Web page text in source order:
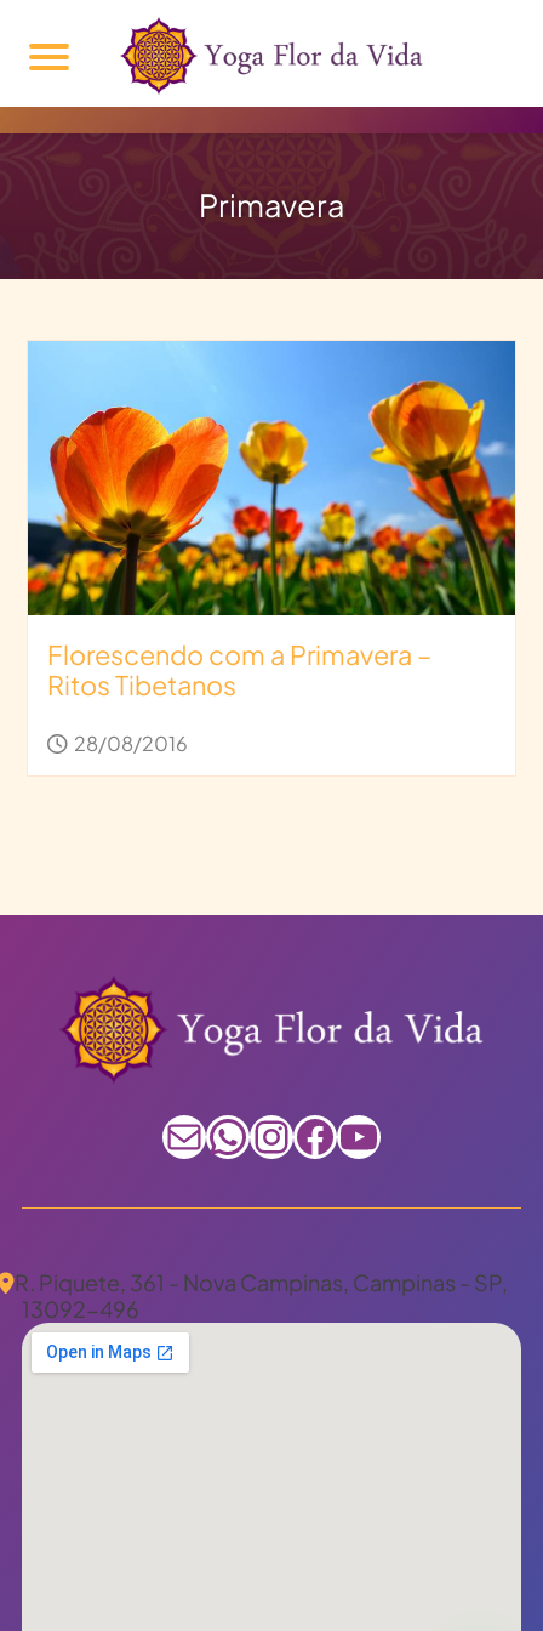
Primavera
Florescendo com a Primavera –
Ritos Tibetanos
28/08/2016
E-mail WhatsApp InstagramFacebook Youtube
R. Piquete, 361 - Nova Campinas, Campinas - SP,
13092-496